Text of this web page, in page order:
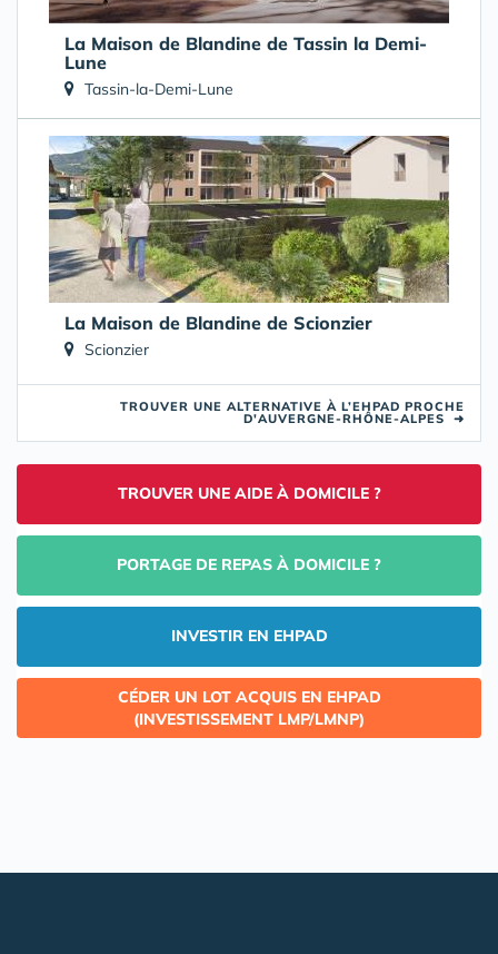
La Maison de Blandine de Tassin la Demi-
Lune
Tassin-la-Demi-Lune
La Maison de Blandine de Scionzier
Scionzier
TROUVER UNE ALTERNATIVE À L’EHPAD PROCHE
D'AUVERGNE-RHÔNE-ALPES ➜
TROUVER UNE AIDE À DOMICILE ?
PORTAGE DE REPAS À DOMICILE ?
INVESTIR EN EHPAD
CÉDER UN LOT ACQUIS EN EHPAD
(INVESTISSEMENT LMP/LMNP)